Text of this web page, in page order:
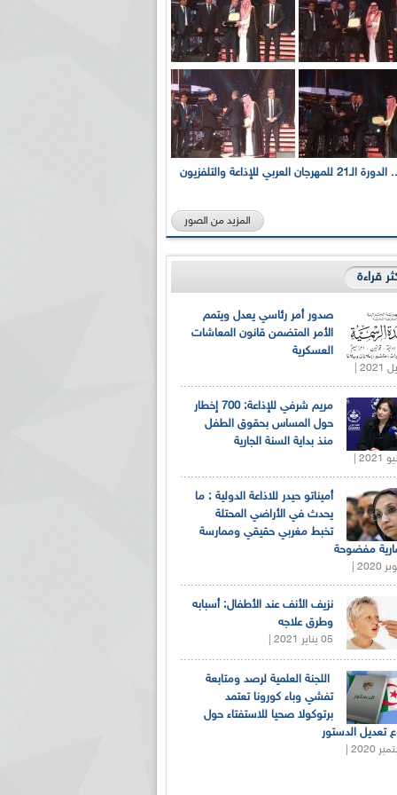
بالصور... الدورة الـ21 للمهرجان العربي للإذاعة والتلفزيون
المزيد من الصور
قراءة
صدور أمر رئاسي يعدل ويتمم
الأمر المتضمن قانون المعاشات
العسكرية
مريم شرفي للإذاعة: 700 إخطار
حول المساس بحقوق الطفل
منذ بداية السنة الجارية
أميناتو حيدر للاذاعة الدولية : ما
يحدث في الأراضي المحتلة
تخبط مغربي حقيقي وممارسة
مفضوحة
نزيف الأنف عند الأطفال: أسبابه
وطرق علاجه
05 يناير 2021 |
اللجنة العلمية لرصد ومتابعة
تفشي وباء كورونا تعتمد
برتوكولا صحيا للاستفتاء حول
تعديل الدستور